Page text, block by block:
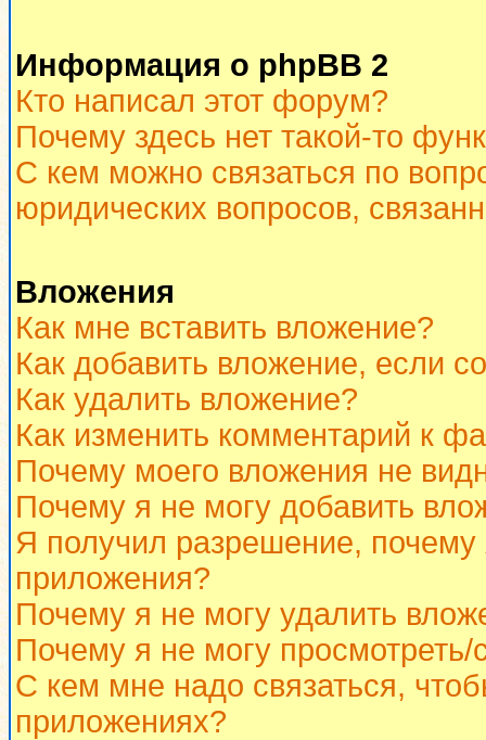
Информация о phpBB 2
Кто написал этот форум?
Почему здесь нет такой-то
С кем можно связаться по
юридических вопросов,
Вложения
Как мне вставить вложение?
Как добавить вложение, если
Как удалить вложение?
Как изменить комментарий к
Почему моего вложения не
Почему я не могу добавить
Я получил разрешение,
приложения?
Почему я не могу удалить
Почему я не могу просмотреть/
С кем мне надо связаться,
приложениях?